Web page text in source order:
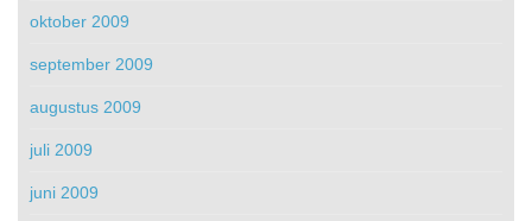
oktober 2009
september 2009
augustus 2009
juli 2009
juni 2009